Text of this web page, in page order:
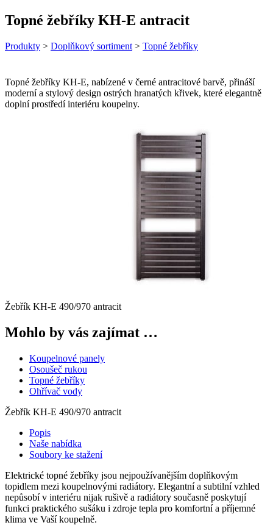
Topné žebříky KH-E antracit
Produkty > Doplňkový sortiment > Topné žebříky
Topné žebříky KH-E, nabízené v černé antracitové barvě, přináší
moderní a stylový design ostrých hranatých křivek, které elegantně
doplní prostředí interiéru koupelny.
Žebřík KH-E 490/970 antracit
Mohlo by vás zajímat …
Koupelnové panely
Osoušeč rukou
Topné žebříky
Ohřívač vody
Žebřík KH-E 490/970 antracit
Popis
Naše nabídka
Soubory ke stažení
Elektrické topné žebříky jsou nejpoužívanějším doplňkovým
topidlem mezi koupelnovými radiátory. Elegantní a subtilní vzhled
nepůsobí v interiéru nijak rušivě a radiátory současně poskytují
funkci praktického sušáku i zdroje tepla pro komfortní a příjemné
klima ve Vaší koupelně.